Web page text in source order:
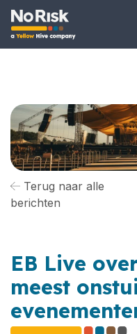
Terug naar alle
berichten
EB Live
meest